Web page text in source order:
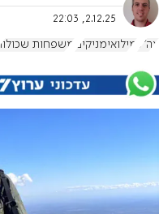
2.12.25, 22:03
צה"ל מילואימניקים משפחות שכולות